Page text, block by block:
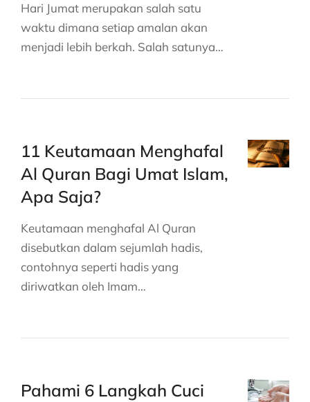
Hari Jumat merupakan salah satu
waktu dimana setiap amalan akan
menjadi lebih berkah. Salah satunya…
11 Keutamaan Menghafal
Al Quran Bagi Umat Islam,
Apa Saja?
Keutamaan menghafal Al Quran
disebutkan dalam sejumlah hadis,
contohnya seperti hadis yang
diriwatkan oleh Imam…
Pahami 6 Langkah Cuci